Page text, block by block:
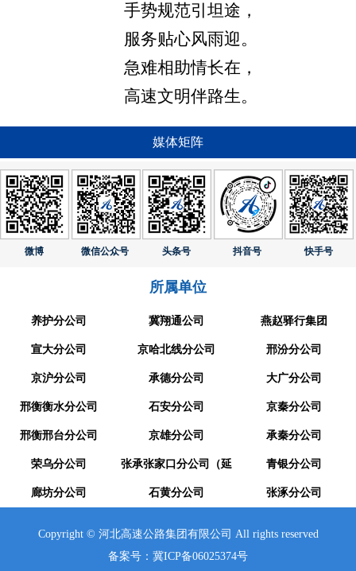
手势规范引坦途，
服务贴心风雨迎。
急难相助情长在，
高速文明伴路生。
媒体矩阵
微博 微信公众号 头条号 抖音号 快手号
所属单位
养护分公司 冀翔通公司 燕赵驿行集团
宣大分公司 京哈北线分公司 邢汾分公司
京沪分公司 承德分公司 大广分公司
邢衡衡水分公司 石安分公司 京秦分公司
邢衡邢台分公司 京雄分公司 承秦分公司
荣乌分公司 张承张家口分公司（延
崇分公司）
青银分公司
廊坊分公司 石黄分公司 张涿分公司
Copyright © 河北高速公路集团有限公司 All rights reserved
备案号：冀ICP备06025374号